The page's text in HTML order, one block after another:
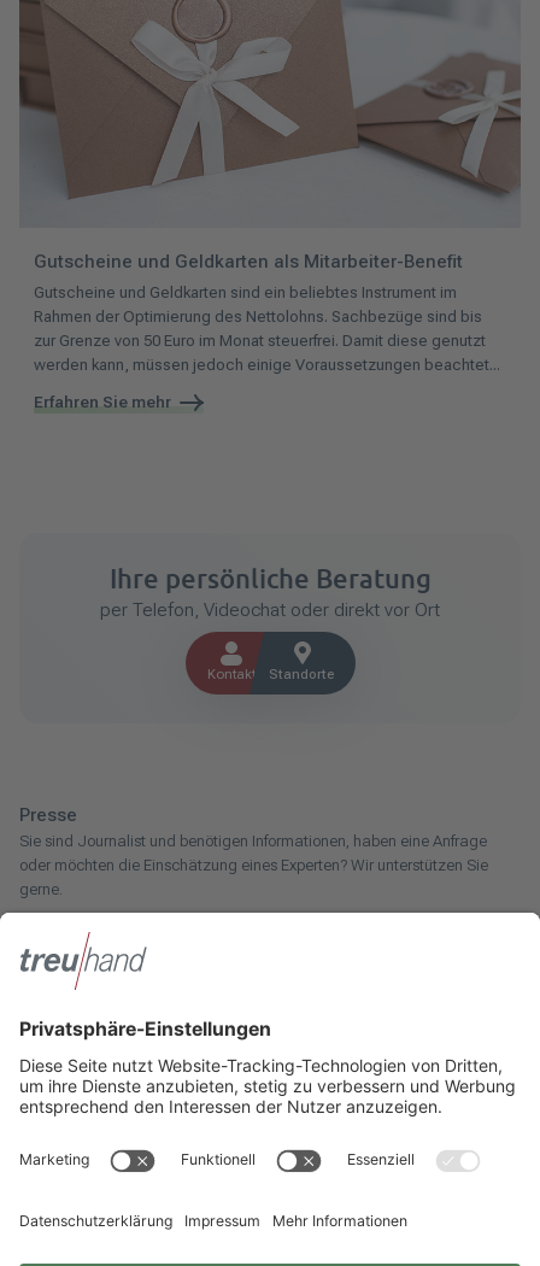
Gutscheine und Geldkarten als Mitarbeiter-Benefit
Gutscheine und Geldkarten sind ein beliebtes Instrument im
Rahmen der Optimierung des Nettolohns. Sachbezüge sind bis
zur Grenze von 50 Euro im Monat steuerfrei. Damit diese genutzt
werden kann, müssen jedoch einige Voraussetzungen beachtet...
Erfahren Sie mehr
Ihre persönliche Beratung
per Telefon, Videochat oder direkt vor Ort
Kontakt Standorte
Presse
Sie sind Journalist und benötigen Informationen, haben eine Anfrage
oder möchten die Einschätzung eines Experten? Wir unterstützen Sie
gerne.
Innotax
forstwirtschaftlichen Betrieb oder kommen aus dem Handwerk und
suchen einen Steuerberater? Bei der Innotax bieten wir Ihnen individuelle
Beratung für jede Lebensphase.
Die Innotax kennenlernen
Social Media
Sie uns einfach auf unseren Social-Media-Kanälen.